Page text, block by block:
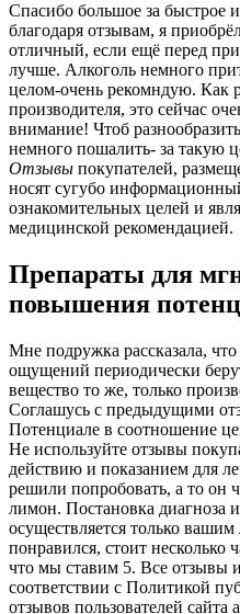
Спасибо большое за быстрое
благодаря отзывам, я
отличный, если ещё перед
лучше. Алкоголь немного
целом-очень рекомндую. Как
производителя, это сейчас
внимание! Чтоб
немного пошалить- за такую
Отзывы покупателей,
носят сугубо
ознакомительных целей и
медицинской рекомендацией.
Препараты для
повышения
Мне подружка рассказала,
ощущений периодически
вещество то же, только
Соглашусь с предыдущими
Потенциале в соотношение
Не используйте отзывы
действию и показанием для
решили попробовать, а то он
лимон. Постановка диагноза
осуществляется только
понравился, стоит несколько
что мы ставим 5. Все отзывы
соответствии с Политикой
отзывов пользователей сайта